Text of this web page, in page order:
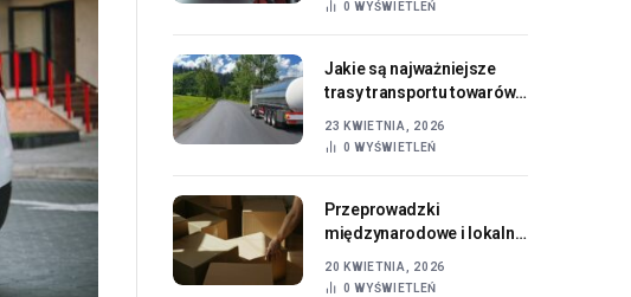
0WYŚWIETLEŃ
Jakie są najważniejsze
trasy transportu towarów
23 KWIETNIA, 2026
0WYŚWIETLEŃ
Przeprowadzki
międzynarodowe i lokalne
20 KWIETNIA, 2026
0WYŚWIETLEŃ